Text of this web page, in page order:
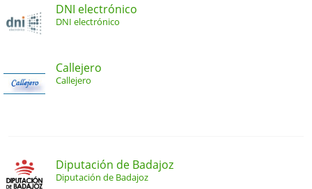
DNI electrónico
DNI electrónico
Callejero
Callejero
Diputación de Badajoz
Diputación de Badajoz